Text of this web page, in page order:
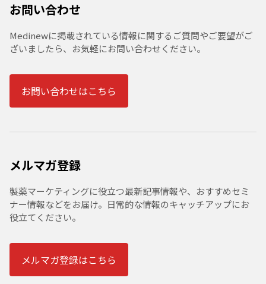
お問い合わせ
Medinewに掲載されている情報に関するご質問やご要望がご
ざいましたら、お気軽にお問い合わせください。
お問い合わせはこちら
メルマガ登録
製薬マーケティングに役立つ最新記事情報や、おすすめセミ
ナー情報などをお届け。日常的な情報のキャッチアップにお
役立てください。
メルマガ登録はこちら